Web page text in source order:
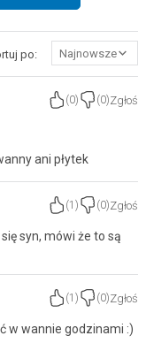
po: Najnowsze
(0) (0)Zgłoś
ani płytek
(1 ) (0)Zgłoś
syn, mówi że to są
(1 ) (0)Zgłoś
w wannie godzinami :)